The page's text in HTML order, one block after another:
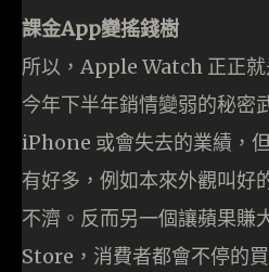
課金App變搖錢樹
所以，Apple Watch 正正
今年下半年銷情變弱的秘密
iPhone 或會失去的業績，
有好多，例如本來外觀叫好
不濟。反而另一個讓蘋果賺
Store，消費者都會不停的